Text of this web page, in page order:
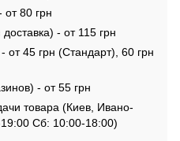
80 грн
- от 115 грн
от 45 грн (Стандарт), 60 грн
- от 55 грн
товара (Киев, Ивано-
Сб: 10:00-18:00)